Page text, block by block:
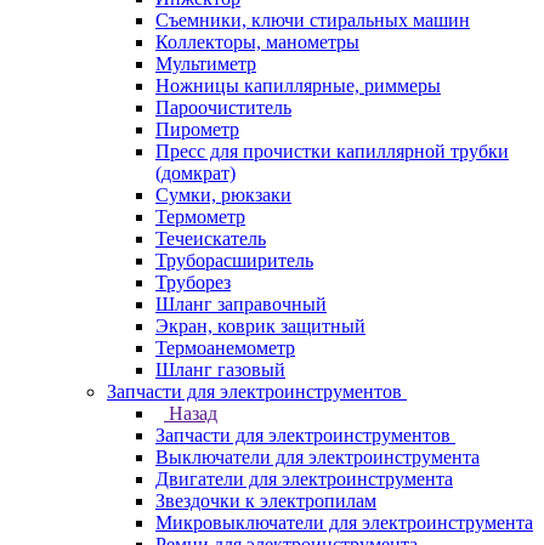
Съемники, ключи стиральных машин
Коллекторы, манометры
Мультиметр
Ножницы капиллярные, риммеры
Пароочиститель
Пирометр
Пресс для прочистки капиллярной трубки
(домкрат)
Сумки, рюкзаки
Термометр
Течеискатель
Труборасширитель
Труборез
Шланг заправочный
Экран, коврик защитный
Термоанемометр
Шланг газовый
Запчасти для электроинструментов
Назад
Запчасти для электроинструментов
Выключатели для электроинструмента
Двигатели для электроинструмента
Звездочки к электропилам
Микровыключатели для электроинструмента